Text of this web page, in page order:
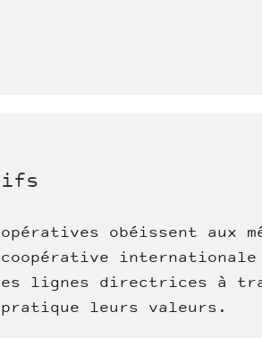
obéissent aux
internationale
lignes directrices à
leurs valeurs.